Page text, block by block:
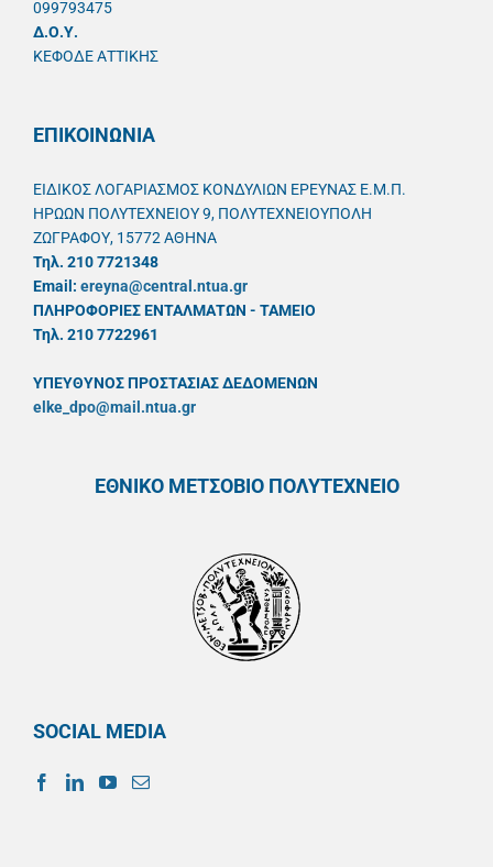
099793475
Δ.Ο.Υ.
ΚΕΦΟΔΕ ΑΤΤΙΚΗΣ
ΕΠΙΚΟΙΝΩΝΙΑ
ΕΙΔΙΚΟΣ ΛΟΓΑΡΙΑΣΜΟΣ ΚΟΝΔΥΛΙΩΝ ΕΡΕΥΝΑΣ Ε.Μ.Π.
ΗΡΩΩΝ ΠΟΛΥΤΕΧΝΕΙΟΥ 9, ΠΟΛΥΤΕΧΝΕΙΟΥΠΟΛΗ
ΖΩΓΡΑΦΟΥ, 15772 ΑΘΗΝΑ
Τηλ. 210 7721348
Email: ereyna@central.ntua.gr
ΠΛΗΡΟΦΟΡΙΕΣ ΕΝΤΑΛΜΑΤΩΝ - ΤΑΜΕΙΟ
Τηλ. 210 7722961
ΥΠΕΥΘYΝΟΣ ΠΡΟΣΤΑΣΙΑΣ ΔΕΔΟΜΕΝΩΝ
elke_dpo@mail.ntua.gr
ΕΘΝΙΚΟ ΜΕΤΣΟΒΙΟ ΠΟΛΥΤΕΧΝΕΙΟ
SOCIAL MEDIA